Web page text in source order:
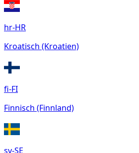
hr-HR
Kroatisch (Kroatien)
fi-FI
Finnisch (Finnland)
sv-SE